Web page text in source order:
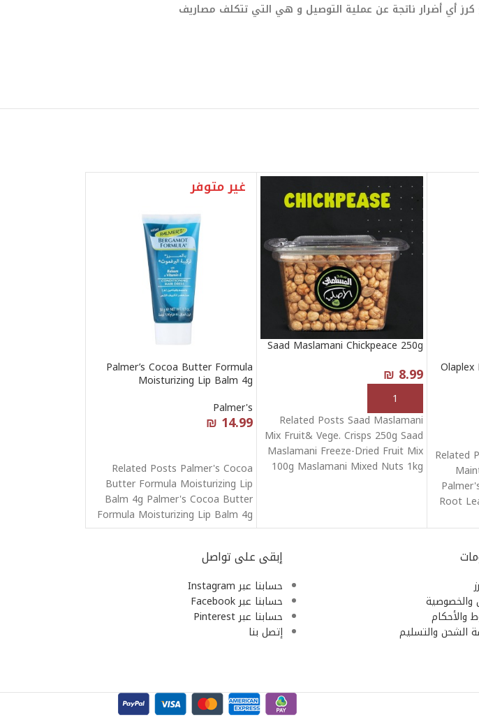
أي أضرار ناتجة عن عملية التوصيل و هي التي تتكلف مصاريف
Related
Root
Saad Maslamani Chickpeace 250g
₪ 8.99
إضافة إلى السلة
Related Posts Saad Maslamani
Mix Fruit& Vege. Crisps 250g Saad
Maslamani Freeze-Dried Fruit Mix
100g Maslamani Mixed Nuts 1kg
غير متوفر
Palmer’s Cocoa Butter Formula
Moisturizing Lip Balm 4g
Palmer's
₪ 14.99
Related Posts Palmer's Cocoa
Butter Formula Moisturizing Lip
Balm 4g Palmer's Cocoa Butter
Formula Moisturizing Lip Balm 4g
Palmer's Cocoa
والخصوصية
والأحكام
الشحن والتسليم
إبقى على تواصل
حسابنا عبر Instagram
حسابنا عبر Facebook
حسابنا عبر Pinterest
إتصل بنا